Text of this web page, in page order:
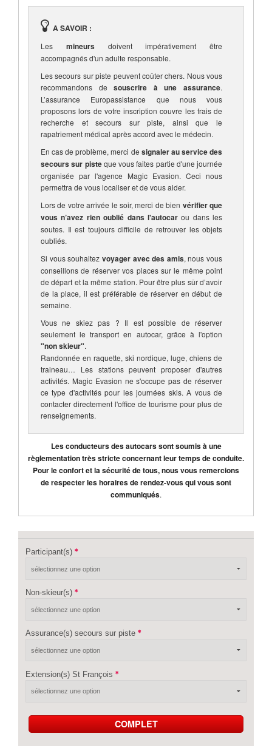
A SAVOIR :
Les mineurs doivent impérativement être
accompagnés d'un adulte responsable.
Les secours sur piste peuvent coûter chers. Nous vous
recommandons desouscrire à une assurance.
L’assurance Europassistance que nous vous
proposons lors de votre inscription couvre les frais de
recherche et secours sur piste, ainsi que le
rapatriement médical après accord avec le médecin.
En cas de problème, merci de signaler au service des
secours sur pisteque vous faites partie d'une journée
organisée par l'agence Magic Evasion. Ceci nous
permettra de vous localiser et de vous aider.
Lors de votre arrivée le soir, merci de bien vérifier que
vous n’avez rien oublié dans l'autocarou dans les
soutes. Il est toujours difficile de retrouver les objets
oubliés.
Si vous souhaitez voyager avec des amis, nous vous
conseillons de réserver vos places sur le même point
de départ et la même station. Pour être plus sûr d’avoir
de la place, il est préférable de réserver en début de
semaine.
Vous ne skiez pas ? Il est possible de réserver
seulement le transport en autocar, grâce à l'option
"non skieur".
Randonnée en raquette, ski nordique, luge, chiens de
traineau… Les stations peuvent proposer d'autres
activités. Magic Evasion ne s'occupe pas de réserver
ce type d'activités pour les journées skis. A vous de
contacter directement l'office de tourisme pour plus de
renseignements.
Les conducteurs des autocars sont soumis à une
règlementation très stricte concernant leur temps de conduite.
Pour le confort et la sécurité de tous, nous vous remercions
de respecter les horaires de rendez-vous qui vous sont
communiqués.
Participant(s)
Non-skieur(s)
Assurance(s) secours sur piste
Extension(s) St François
COMPLET